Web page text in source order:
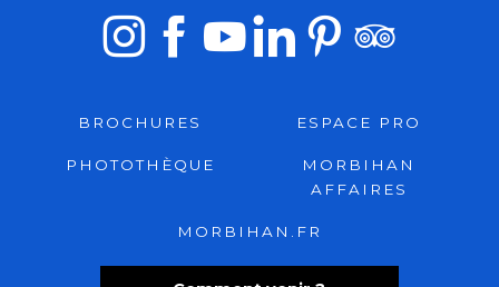
BROCHURES ESPACE PRO
PHOTOTHÈQUE
MORBIHAN
AFFAIRES
MORBIHAN.FR